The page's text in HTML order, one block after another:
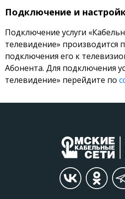
Подключение и
Подключение услуги
телевидение» производится
подключения его к
Абонента. Для подключения
телевидение» перейдите по